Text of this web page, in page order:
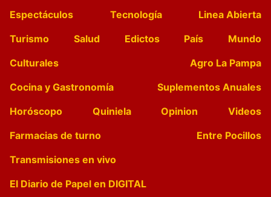
Espectáculos
Tecnología
Linea Abierta
Turismo
Salud Edictos País
Mundo
Culturales
Agro La Pampa
Cocina y Gastronomía
Suplementos Anuales
Horóscopo
Quiniela Opinion
Videos
Farmacias de turno
Entre Pocillos
Transmisiones en vivo
El Diario de Papel en DIGITAL